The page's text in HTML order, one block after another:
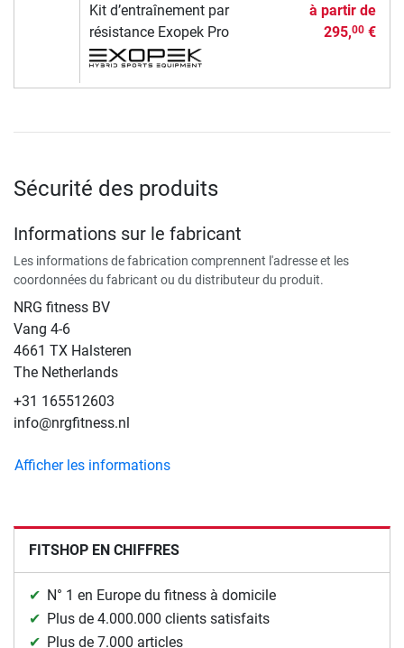
Kit d’entraînement par
résistance Exopek Pro
à partir de
295,00€
Sécurité des produits
Informations sur le fabricant
Les informations de fabrication comprennent l'adresse et les
coordonnées du fabricant ou du distributeur du produit.
NRG fitness BV
Vang 4-6
4661 TX Halsteren
The Netherlands
+31 165512603
info@nrgfitness.nl
Afficher les informations
FITSHOP EN CHIFFRES
N° 1 en Europe du fitness à domicile
Plus de 4.000.000 clients satisfaits
Plus de 7.000 articles